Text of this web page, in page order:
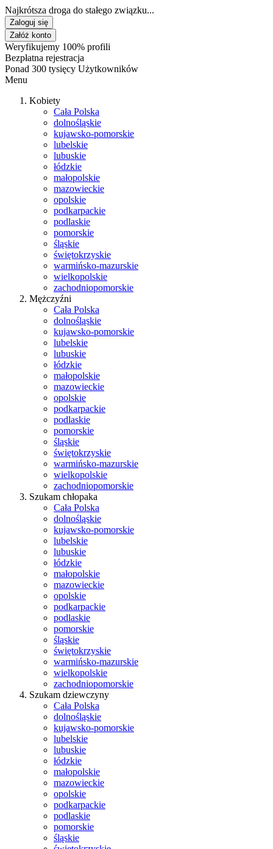
Najkrótsza droga do stałego związku...
Zaloguj się
Załóż konto
Weryfikujemy 100% profili
Bezpłatna rejestracja
Ponad 300 tysięcy Użytkowników
Menu
Kobiety
Cała Polska
dolnośląskie
kujawsko-pomorskie
lubelskie
lubuskie
łódzkie
małopolskie
mazowieckie
opolskie
podkarpackie
podlaskie
pomorskie
śląskie
świętokrzyskie
warmińsko-mazurskie
wielkopolskie
zachodniopomorskie
Mężczyźni
Cała Polska
dolnośląskie
kujawsko-pomorskie
lubelskie
lubuskie
łódzkie
małopolskie
mazowieckie
opolskie
podkarpackie
podlaskie
pomorskie
śląskie
świętokrzyskie
warmińsko-mazurskie
wielkopolskie
zachodniopomorskie
Szukam chłopaka
Cała Polska
dolnośląskie
kujawsko-pomorskie
lubelskie
lubuskie
łódzkie
małopolskie
mazowieckie
opolskie
podkarpackie
podlaskie
pomorskie
śląskie
świętokrzyskie
warmińsko-mazurskie
wielkopolskie
zachodniopomorskie
Szukam dziewczyny
Cała Polska
dolnośląskie
kujawsko-pomorskie
lubelskie
lubuskie
łódzkie
małopolskie
mazowieckie
opolskie
podkarpackie
podlaskie
pomorskie
śląskie